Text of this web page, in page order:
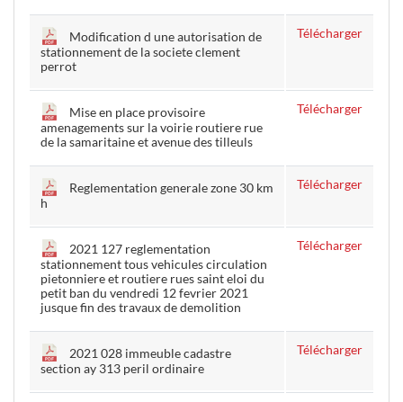
Modification d une autorisation de
stationnement de la societe clement
perrot
Télécharger
Mise en place provisoire
amenagements sur la voirie routiere rue
de la samaritaine et avenue des tilleuls
Télécharger
Reglementation generale zone 30 km
h
Télécharger
2021 127 reglementation
stationnement tous vehicules circulation
pietonniere et routiere rues saint eloi du
petit ban du vendredi 12 fevrier 2021
jusque fin des travaux de demolition
Télécharger
2021 028 immeuble cadastre
section ay 313 peril ordinaire
Télécharger